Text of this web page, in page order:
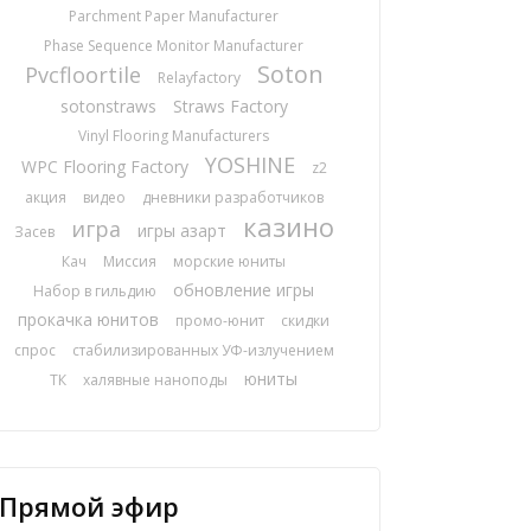
Parchment Paper Manufacturer
Phase Sequence Monitor Manufacturer
Pvcfloortile Relayfactory Soton
sotonstraws Straws Factory
Vinyl Flooring Manufacturers
WPC Flooring Factory YOSHINE
z2
акция
видео
дневники разработчиков
Засев
игра игры азарт казино
Кач Миссия
морские юниты
Набор в гильдию
обновление игры
прокачка юнитов
промо-юнит
скидки
спрос
стабилизированных УФ-излучением
ТК
халявные наноподы юниты
эфир